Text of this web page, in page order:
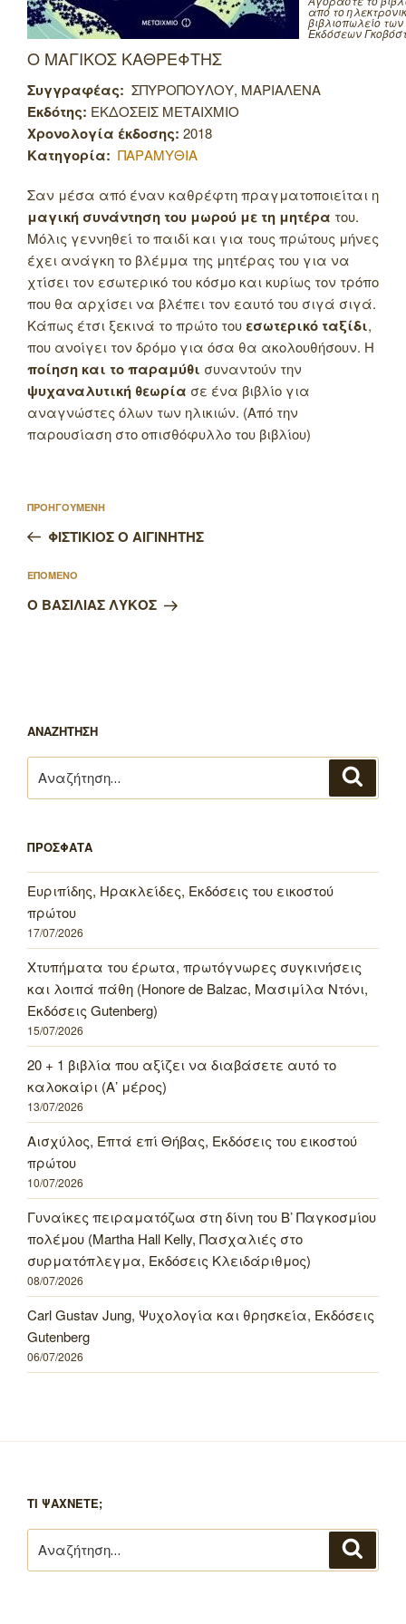
από το
βιβλιοπωλείο των
Εκδόσεων
Ο ΜΑΓΙΚΟΣ ΚΑΘΡΕΦΤΗΣ
Συγγραφέας: ΣΠΥΡΟΠΟΥΛΟΥ, ΜΑΡΙΑΛΕΝΑ
Εκδότης: ΕΚΔΟΣΕΙΣ ΜΕΤΑΙΧΜΙΟ
Χρονολογία έκδοσης: 2018
Κατηγορία: ΠΑΡΑΜΥΘΙΑ
Σαν μέσα από έναν καθρέφτη πραγματοποιείται η
μαγική συνάντηση του μωρού με τη μητέρα του.
Μόλις γεννηθεί το παιδί και για τους πρώτους μήνες
έχει ανάγκη το βλέμμα της μητέρας του για να
χτίσει τον εσωτερικό του κόσμο και κυρίως τον τρόπο
που θα αρχίσει να βλέπει τον εαυτό του σιγά σιγά.
Κάπως έτσι ξεκινά το πρώτο του εσωτερικό ταξίδι,
που ανοίγει τον δρόμο για όσα θα ακολουθήσουν. Η
ποίηση και το παραμύθι συναντούν την
ψυχαναλυτική θεωρία σε ένα βιβλίο για
αναγνώστες όλων των ηλικιών. (Από την
παρουσίαση στο οπισθόφυλλο του βιβλίου)
άρθρων
Προηγούμενο
άρθρο
ΠΡΟΗΓΟΥΜΕΝΗ
ΦΙΣΤΙΚΙΟΣ Ο ΑΙΓΙΝΗΤΗΣ
Επόμενο
άρθρο
ΕΠΟΜΕΝΟ
Ο ΒΑΣΙΛΙΑΣ ΛΥΚΟΣ
ΑΝΑΖΗΤΗΣΗ
για:
ΠΡΟΣΦΑΤΑ
Ευριπίδης, Ηρακλείδες, Εκδόσεις του εικοστού
πρώτου
17/07/2026
Χτυπήματα του έρωτα, πρωτόγνωρες συγκινήσεις
και λοιπά πάθη (Honore de Balzac, Μασιμίλα Ντόνι,
Εκδόσεις Gutenberg)
15/07/2026
20 + 1 βιβλία που αξίζει να διαβάσετε αυτό το
καλοκαίρι (Α’ μέρος)
13/07/2026
Αισχύλος, Επτά επί Θήβας, Εκδόσεις του εικοστού
πρώτου
10/07/2026
Γυναίκες πειραματόζωα στη δίνη του Β’ Παγκοσμίου
πολέμου (Martha Hall Kelly, Πασχαλιές στο
συρματόπλεγμα, Εκδόσεις Κλειδάριθμος)
08/07/2026
Carl Gustav Jung, Ψυχολογία και θρησκεία, Εκδόσεις
Gutenberg
06/07/2026
ΤΙ ΨΑΧΝΕΤΕ;
για: